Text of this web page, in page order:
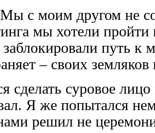
Мы с моим другом не
мы хотели
путь к
– своих
сделать суровое
Я же попытался
решил не